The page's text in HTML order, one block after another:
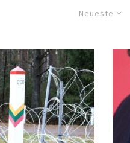
Neueste